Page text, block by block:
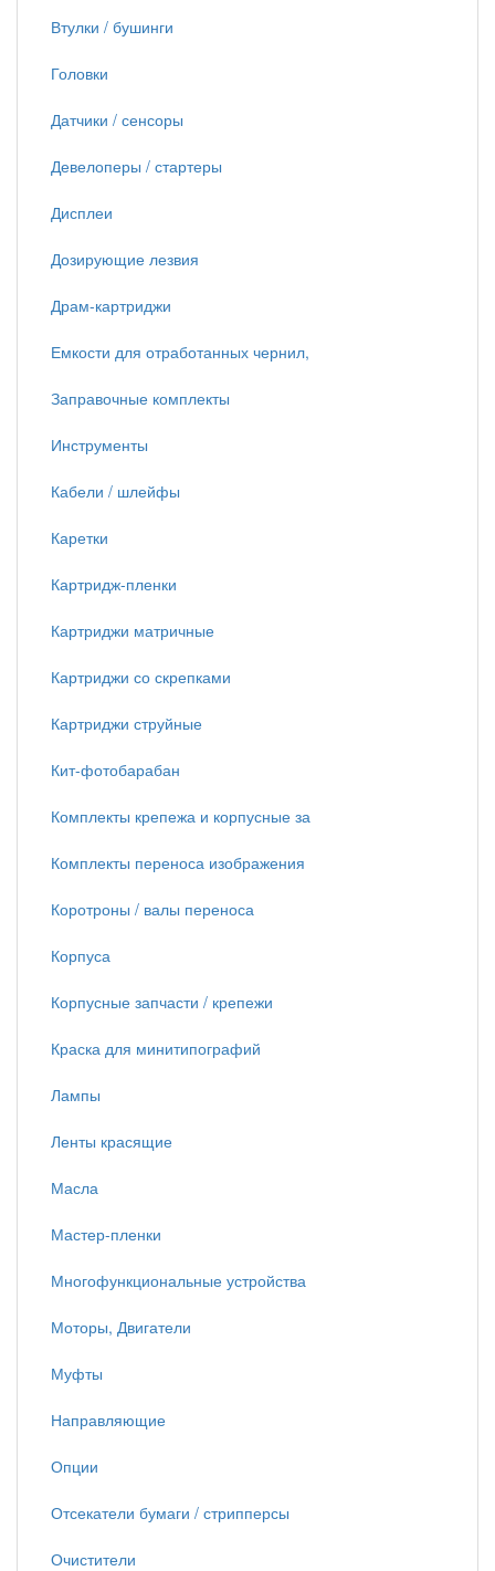
Втулки / бушинги
Головки
Датчики / сенсоры
Девелоперы / стартеры
Дисплеи
Дозирующие лезвия
Драм-картриджи
Емкости для отработанных чернил,
Заправочные комплекты
Инструменты
Кабели / шлейфы
Каретки
Картридж-пленки
Картриджи матричные
Картриджи со скрепками
Картриджи струйные
Кит-фотобарабан
Комплекты крепежа и корпусные за
Комплекты переноса изображения
Коротроны / валы переноса
Корпуса
Корпусные запчасти / крепежи
Краска для минитипографий
Лампы
Ленты красящие
Масла
Мастер-пленки
Многофункциональные устройства
Моторы, Двигатели
Муфты
Направляющие
Опции
Отсекатели бумаги / стрипперсы
Очистители